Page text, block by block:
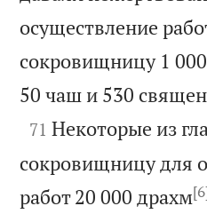
осуществление
сокровищницу 1
50 чаш и 530

71 Некоторые из
сокровищницу для
работ 20 000 драхм